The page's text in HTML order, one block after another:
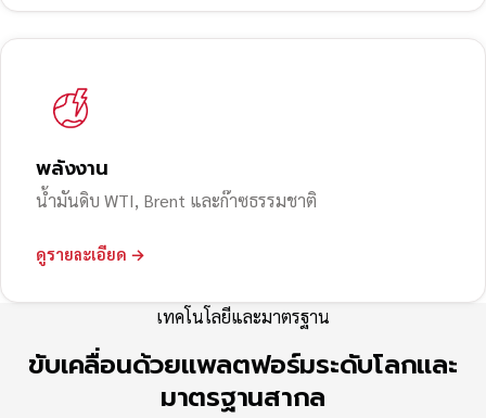
พลังงาน
น้ำมันดิบ WTI, Brent และก๊าซธรรมชาติ
ดูรายละเอียด →
เทคโนโลยีและมาตรฐาน
ขับเคลื่อนด้วยแพลตฟอร์มระดับโลกและ
มาตรฐานสากล